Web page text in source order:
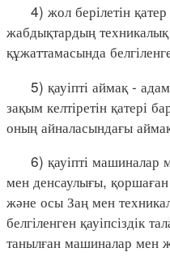
4) жол берілетін
жабдықтардың
құжаттамасында
5) қауіпті аймақ - адам
зақым келтіретін қатері
оның айналасындағы
6) қауіпті машиналар
мен денсаулығы, қоршаған
және осы Заң мен
белгіленген қауіпсіздік
танылған машиналар мен